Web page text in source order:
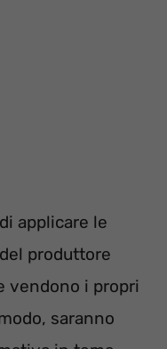
applicare le
produttore
vendono i propri
saranno